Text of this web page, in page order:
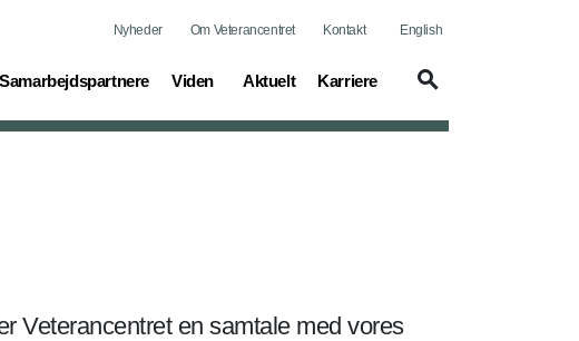
Nyheder Om Veterancentret Kontakt English
Samarbejdspartnere
(current) Viden
(current) Aktuelt
(current) Karriere
(current)
Veterancentret en samtale med vores